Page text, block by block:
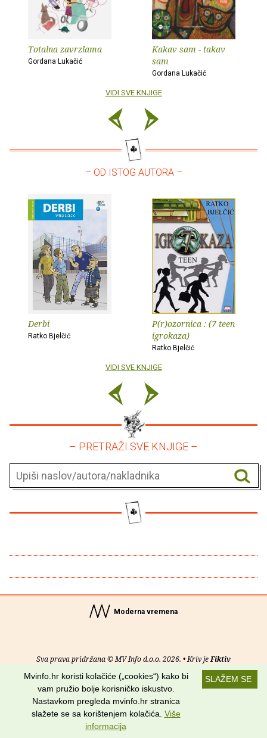
Totalna zavrzlama
Gordana Lukačić
Kakav sam - takav
sam
Gordana Lukačić
VIDI SVE KNJIGE
– OD ISTOG AUTORA –
Derbi
Ratko Bjelčić
P(r)ozornica : (7 teen
igrokaza)
Ratko Bjelčić
VIDI SVE KNJIGE
– PRETRAŽI SVE KNJIGE –
Moderna vremena
Sva prava pridržana © MV Info d.o.o. 2026. • Kriv jeFiktiv
O nama• Pomoć• Uvjeti korištenja•RSS kanali
Potraži nas na:
SLAŽEM SE
Mvinfo.hr koristi kolačiće („cookies“) kako bi
vam pružio bolje korisničko iskustvo.
Nastavkom pregleda mvinfo.hr stranica
slažete se sa korištenjem kolačića. Više
informacija